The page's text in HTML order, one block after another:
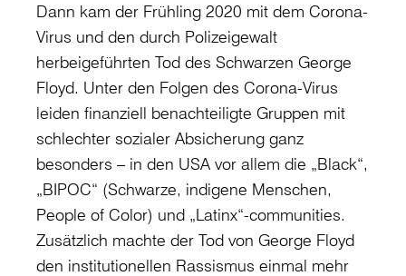
Dann kam der Frühling 2020 mit dem Corona-
Virus und den durch Polizeigewalt
herbeigeführten Tod des Schwarzen George
Floyd. Unter den Folgen des Corona-Virus
leiden finanziell benachteiligte Gruppen mit
schlechter sozialer Absicherung ganz
besonders – in den USA vor allem die „Black“,
„BIPOC“ (Schwarze, indigene Menschen,
People of Color) und „Latinx“-communities.
Zusätzlich machte der Tod von George Floyd
den institutionellen Rassismus einmal mehr